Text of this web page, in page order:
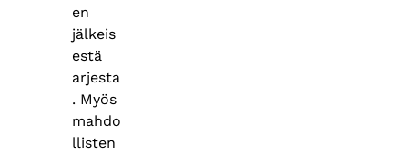
en
jälkeis
estä
arjesta
. Myös
mahdo
llisten